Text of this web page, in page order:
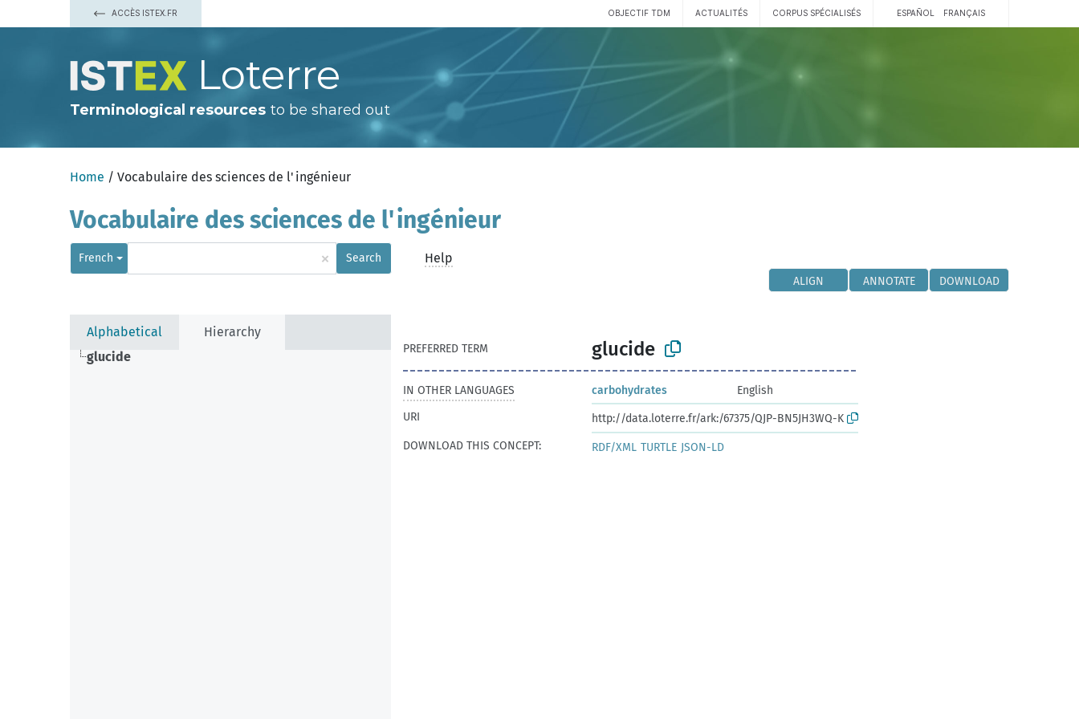
ACCÈS ISTEX.FR OBJECTIF TDM ACTUALITÉS CORPUS SPÉCIALISÉS ESPAÑOL FRANÇAIS
Loterre
Terminological resources to be shared out
Home / Vocabulaire des sciences de l'ingénieur
Vocabulaire des sciences de l'ingénieur
French × Search Help
ALIGN ANNOTATE DOWNLOAD
Alphabetical
Hierarchy
glucide
PREFERRED TERM glucide
IN OTHER LANGUAGES carbohydrates
English
URI
http://data.loterre.fr/ark:/67375/QJP-BN5JH3WQ-K
DOWNLOAD THIS CONCEPT:
RDF/XML TURTLE JSON-LD